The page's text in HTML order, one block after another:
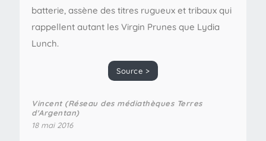
batterie, assène des titres rugueux et tribaux qui
rappellent autant les Virgin Prunes que Lydia
Lunch.
Source >
Vincent (Réseau des médiathèques Terres
d'Argentan)
18 mai 2016